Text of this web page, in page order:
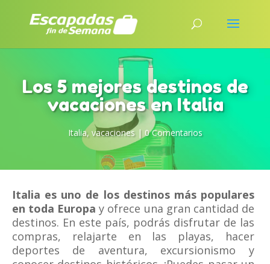
Los 5 mejores destinos de
vacaciones en Italia
Italia, vacaciones| 0 Comentarios
Italia es uno de los destinos más populares
en toda Europa y ofrece una gran cantidad de
destinos. En este país, podrás disfrutar de las
compras, relajarte en las playas, hacer
deportes de aventura, excursionismo y